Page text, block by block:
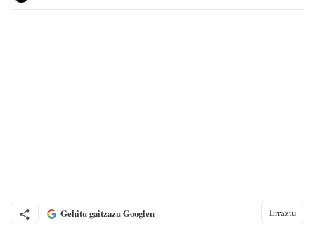
Gehitu gaitzazu Googlen Erraztu